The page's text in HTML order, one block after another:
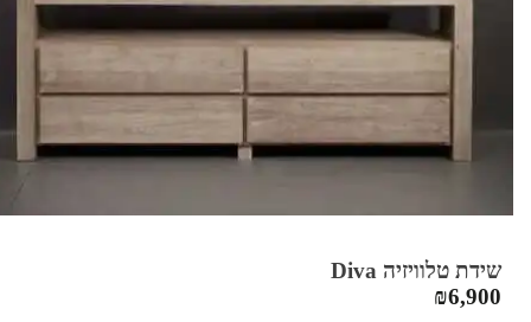
שידת טלוויזיה Diva
₪6,900